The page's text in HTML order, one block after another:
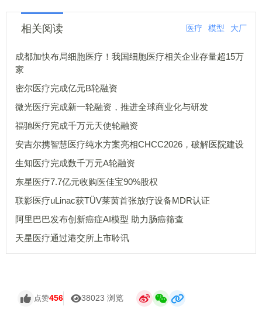
相关阅读 医疗 模型 大厂
成都加快布局细胞医疗！我国细胞医疗相关企业存量超15万
家
密尔医疗完成亿元B轮融资
微光医疗完成新一轮融资，推进全球商业化与研发
福驰医疗完成千万元天使轮融资
安吉尔携智慧医疗纯水方案亮相CHCC2026，破解医院建设
生知医疗完成数千万元A轮融资
东星医疗7.7亿元收购医佳宝90%股权
联影医疗uLinac获TÜV莱茵首张放疗设备MDR认证
阿里巴巴发布创新癌症AI模型 助力肠癌筛查
天星医疗通过港交所上市聆讯
点赞456 38023 浏览